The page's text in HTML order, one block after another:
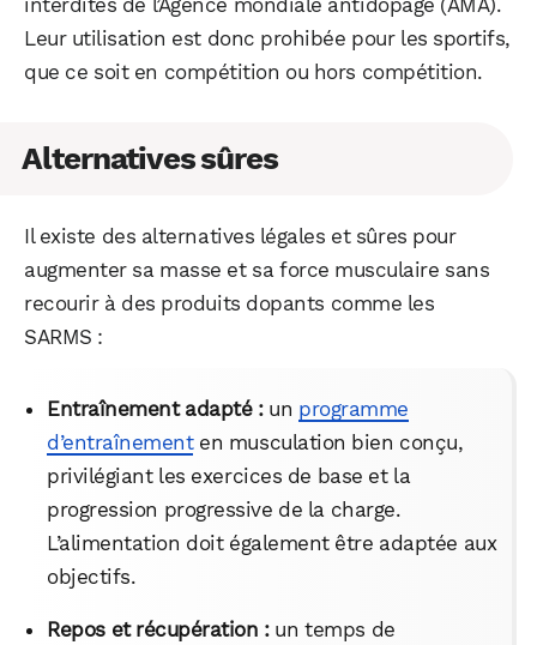
interdites de l’Agence mondiale antidopage (AMA).
Leur utilisation est donc prohibée pour les sportifs,
que ce soit en compétition ou hors compétition.
Alternatives sûres
Il existe des alternatives légales et sûres pour
augmenter sa masse et sa force musculaire sans
recourir à des produits dopants comme les
SARMS :
Entraînement adapté :un programme
d’entraînementen musculation bien conçu,
privilégiant les exercices de base et la
progression progressive de la charge.
L’alimentation doit également être adaptée aux
objectifs.
Repos et récupération :un temps de